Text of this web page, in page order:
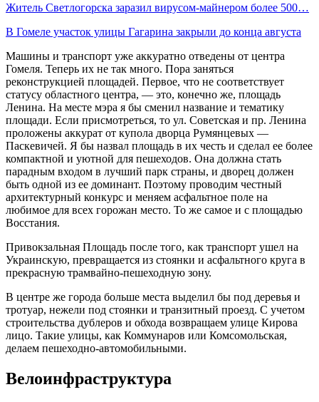
Житель Светлогорска заразил вирусом-майнером более 500…
В Гомеле участок улицы Гагарина закрыли до конца августа
Машины и транспорт уже аккуратно отведены от центра
Гомеля. Теперь их не так много. Пора заняться
реконструкцией площадей. Первое, что не соответствует
статусу областного центра, — это, конечно же, площадь
Ленина. На месте мэра я бы сменил название и тематику
площади. Если присмотреться, то ул. Советская и пр. Ленина
проложены аккурат от купола дворца Румянцевых —
Паскевичей. Я бы назвал площадь в их честь и сделал ее более
компактной и уютной для пешеходов. Она должна стать
парадным входом в лучший парк страны, и дворец должен
быть одной из ее доминант. Поэтому проводим честный
архитектурный конкурс и меняем асфальтное поле на
любимое для всех горожан место. То же самое и с площадью
Восстания.
Привокзальная Площадь после того, как транспорт ушел на
Украинскую, превращается из стоянки и асфальтного круга в
прекрасную трамвайно-пешеходную зону.
В центре же города больше места выделил бы под деревья и
тротуар, нежели под стоянки и транзитный проезд. С учетом
строительства дублеров и обхода возвращаем улице Кирова
лицо. Такие улицы, как Коммунаров или Комсомольская,
делаем пешеходно-автомобильными.
Велоинфраструктура